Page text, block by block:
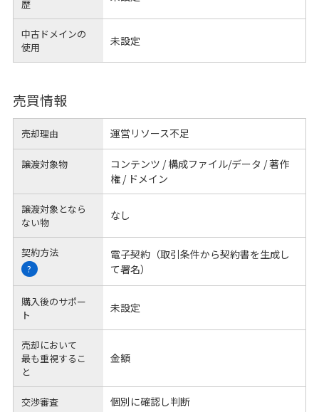
歴
中古ドメインの
使用
未設定
売買情報
売却理由 運営リソース不足
譲渡対象物
コンテンツ / 構成ファイル/データ / 著作
権 / ドメイン
譲渡対象となら
ない物
なし
契約方法
?
電子契約（取引条件から契約書を生成し
て署名）
購入後のサポー
ト
未設定
売却において
最も重視するこ
と
金額
交渉審査 個別に確認し判断